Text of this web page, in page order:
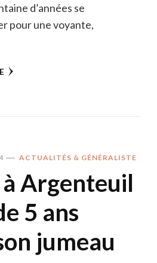
d’années se
pour une voyante,
ACTUALITÉS & GÉNÉRALISTE
Argenteuil
5 ans
jumeau